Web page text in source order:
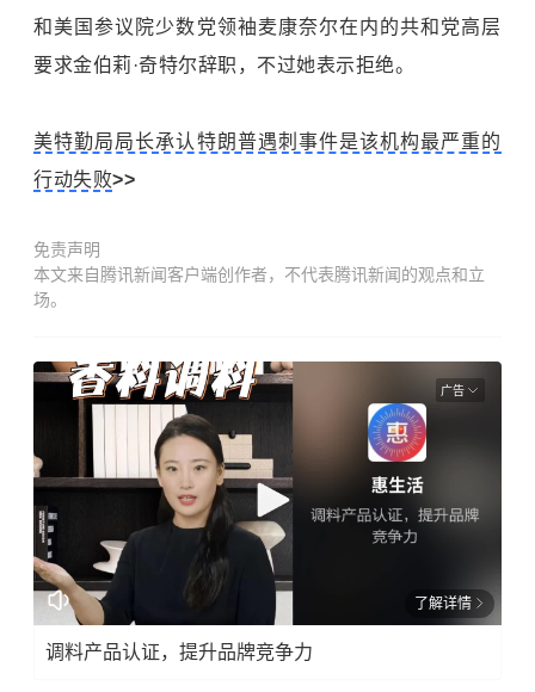
和美国参议院少数党领袖麦康奈尔在内的共和党高层
要求金伯莉·奇特尔辞职，不过她表示拒绝。
美特勤局局长承认特朗普遇刺事件是该机构最严重的
行动失败>>
免责声明
本文来自腾讯新闻客户端创作者，不代表腾讯新闻的观点和立
场。
广告
了解详情
调料产品认证，提升品牌竞争力